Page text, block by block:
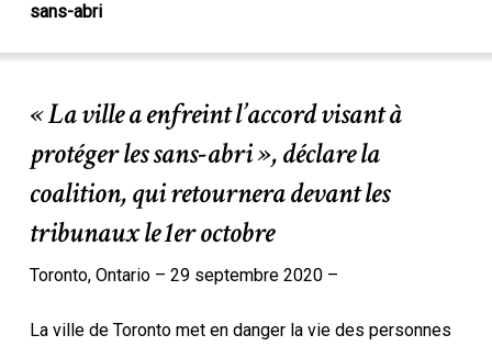
sans-abri
« La ville a enfreint l’accord visant à
protéger les sans-abri », déclare la
coalition, qui retournera devant les
tribunaux le 1er octobre
Toronto, Ontario – 29 septembre 2020 –
La ville de Toronto met en danger la vie des personnes